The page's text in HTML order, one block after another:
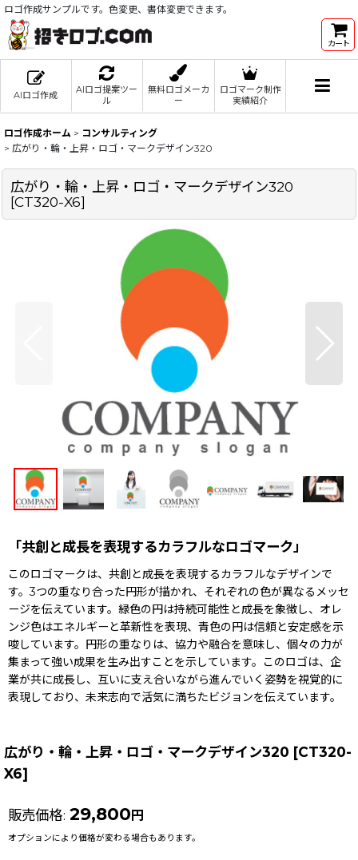
ロゴ作成サンプルです。色変更、書体変更できます。
カート
AIロゴ作成
AIロゴ提案ツー
ル
無料ロゴメーカ
ー
ロゴマーク制作
実績紹介
ロゴ作成ホーム > コンサルティング
> 広がり・輪・上昇・ロゴ・マークデザイン320
広がり・輪・上昇・ロゴ・マークデザイン320
[CT320-X6]
「共創と成長を表現するカラフルなロゴマーク」
このロゴマークは、共創と成長を表現するカラフルなデザインで
す。3つの重なり合った円形が描かれ、それぞれの色が異なるメッセ
ージを伝えています。緑色の円は持続可能性と成長を象徴し、オレ
ンジ色はエネルギーと革新性を表現、青色の円は信頼と安定感を示
唆しています。円形の重なりは、協力や融合を意味し、個々の力が
集まって強い成果を生み出すことを示しています。このロゴは、企
業が共に成長し、互いに支え合いながら進んでいく姿勢を視覚的に
表現しており、未来志向で活気に満ちたビジョンを伝えています。
広がり・輪・上昇・ロゴ・マークデザイン320 [CT320-
X6]
販売価格: 29,800 円
オプションにより価格が変わる場合もあります。